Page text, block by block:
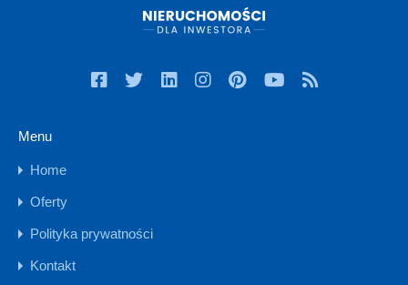
Menu
Home
Oferty
Polityka prywatności
Kontakt